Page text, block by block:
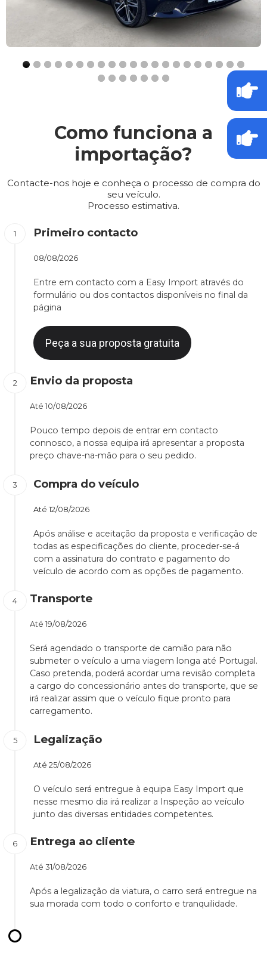
Como funciona a
importação?
Contacte-nos hoje e conheça o processo de compra do
seu veículo.
Processo estimativa.
Primeiro contacto
08/08/2026
Entre em contacto com a Easy Import através do
formulário ou dos contactos disponíveis no final da
página
Peça a sua proposta gratuita
Envio da proposta
Até 10/08/2026
Pouco tempo depois de entrar em contacto
connosco, a nossa equipa irá apresentar a proposta
preço chave-na-mão para o seu pedido.
Compra do veículo
Até 12/08/2026
Após análise e aceitação da proposta e verificação de
todas as especificações do cliente, proceder-se-á
com a assinatura do contrato e pagamento do
veículo de acordo com as opções de pagamento.
Transporte
Até 19/08/2026
Será agendado o transporte de camião para não
submeter o veículo a uma viagem longa até Portugal.
Caso pretenda, poderá acordar uma revisão completa
a cargo do concessionário antes do transporte, que se
irá realizar assim que o veículo fique pronto para
carregamento.
Legalização
Até 25/08/2026
O veículo será entregue à equipa Easy Import que
nesse mesmo dia irá realizar a Inspeção ao veículo
junto das diversas entidades competentes.
Entrega ao cliente
Até 31/08/2026
Após a legalização da viatura, o carro será entregue na
sua morada com todo o conforto e tranquilidade.